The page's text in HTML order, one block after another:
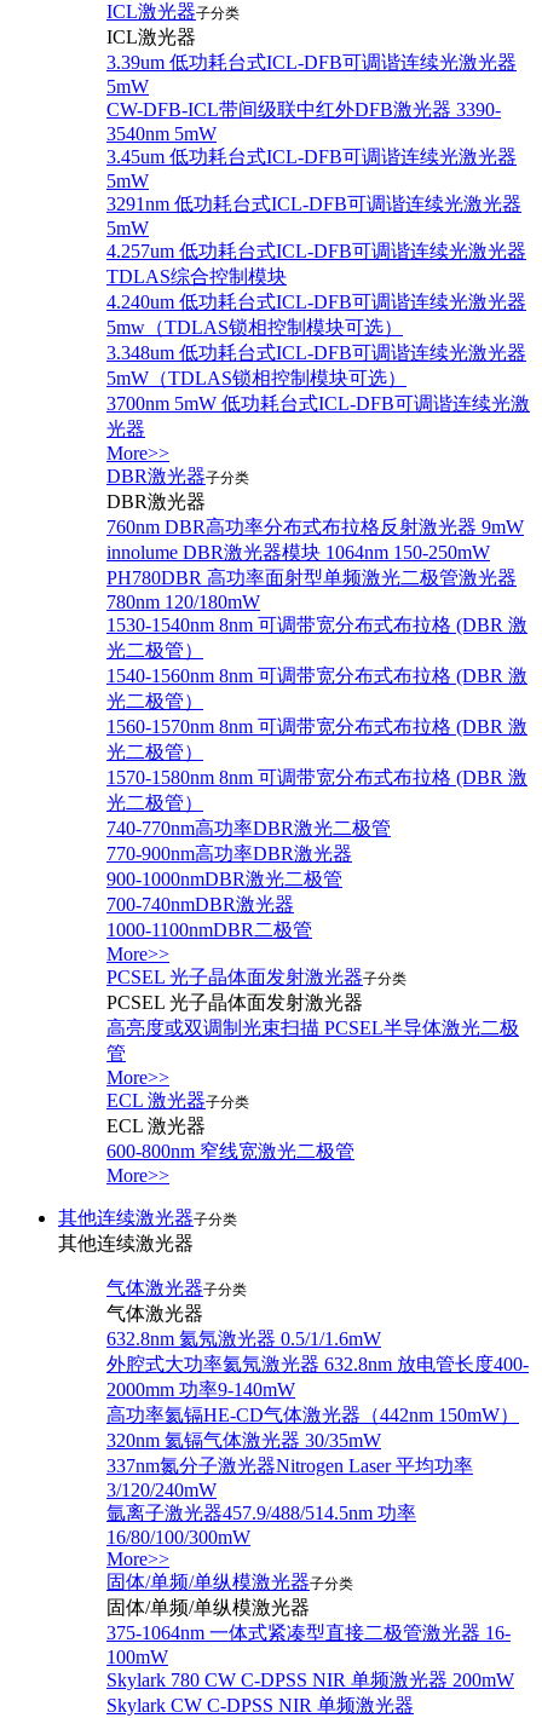
ICL激光器子分类
ICL激光器
3.39um 低功耗台式ICL-DFB可调谐连续光激光器
5mW
CW-DFB-ICL带间级联中红外DFB激光器 3390-
3540nm 5mW
3.45um 低功耗台式ICL-DFB可调谐连续光激光器
5mW
3291nm 低功耗台式ICL-DFB可调谐连续光激光器
5mW
4.257um 低功耗台式ICL-DFB可调谐连续光激光器
TDLAS综合控制模块
4.240um 低功耗台式ICL-DFB可调谐连续光激光器
5mw（TDLAS锁相控制模块可选）
3.348um 低功耗台式ICL-DFB可调谐连续光激光器
5mW（TDLAS锁相控制模块可选）
3700nm 5mW 低功耗台式ICL-DFB可调谐连续光激
光器
More>>
DBR激光器子分类
DBR激光器
760nm DBR高功率分布式布拉格反射激光器 9mW
innolume DBR激光器模块 1064nm 150-250mW
PH780DBR 高功率面射型单频激光二极管激光器
780nm 120/180mW
1530-1540nm 8nm 可调带宽分布式布拉格 (DBR 激
光二极管）
1540-1560nm 8nm 可调带宽分布式布拉格 (DBR 激
光二极管）
1560-1570nm 8nm 可调带宽分布式布拉格 (DBR 激
光二极管）
1570-1580nm 8nm 可调带宽分布式布拉格 (DBR 激
光二极管）
740-770nm高功率DBR激光二极管
770-900nm高功率DBR激光器
900-1000nmDBR激光二极管
700-740nmDBR激光器
1000-1100nmDBR二极管
More>>
PCSEL 光子晶体面发射激光器子分类
PCSEL 光子晶体面发射激光器
高亮度或双调制光束扫描 PCSEL半导体激光二极
管
More>>
ECL 激光器子分类
ECL 激光器
600-800nm 窄线宽激光二极管
More>>
其他连续激光器子分类
其他连续激光器
气体激光器子分类
气体激光器
632.8nm 氦氖激光器 0.5/1/1.6mW
外腔式大功率氦氖激光器 632.8nm 放电管长度400-
2000mm 功率9-140mW
高功率氦镉HE-CD气体激光器（442nm 150mW）
320nm 氦镉气体激光器 30/35mW
337nm氮分子激光器Nitrogen Laser 平均功率
3/120/240mW
氩离子激光器457.9/488/514.5nm 功率
16/80/100/300mW
More>>
固体/单频/单纵模激光器子分类
固体/单频/单纵模激光器
375-1064nm 一体式紧凑型直接二极管激光器 16-
100mW
Skylark 780 CW C-DPSS NIR 单频激光器 200mW
Skylark CW C-DPSS NIR 单频激光器